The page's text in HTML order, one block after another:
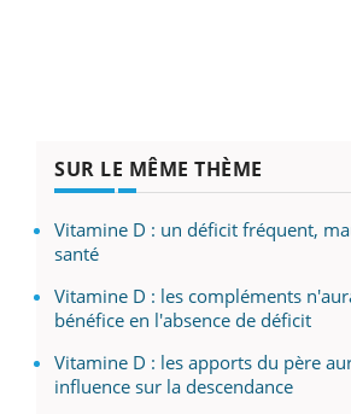
SUR LE MÊME THÈME
Vitamine D : un déficit fréquent,
santé
Vitamine D : les compléments
bénéfice en l'absence de déficit
Vitamine D : les apports du père
influence sur la descendance